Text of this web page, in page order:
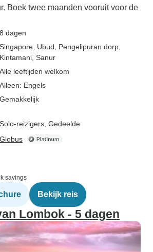
Boek twee maanden vooruit voor de
8 dagen
Singapore , Ubud , Pengelipuran dorp
Kintamani , Sanur
Alle leeftijden welkom
Alleen: Engels
Gemakkelijk
Solo-reizigers, Gedeelde
Globus
savings
Bekijk reis
Lombok - 5 dagen